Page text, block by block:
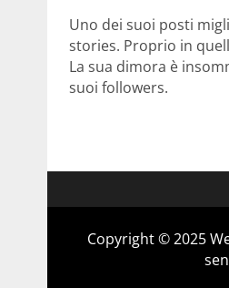
Uno dei suoi posti
stories. Proprio in
La sua dimora è
suoi followers.
Copyright © 2025